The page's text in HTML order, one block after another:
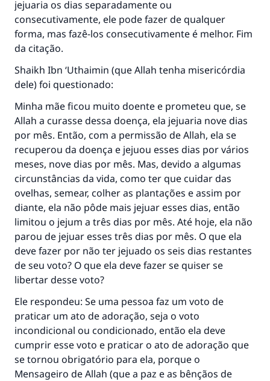
jejuaria os dias separadamente ou
consecutivamente, ele pode fazer de qualquer
forma, mas fazê-los consecutivamente é melhor. Fim
da citação.
Shaikh Ibn ‘Uthaimin (que Allah tenha misericórdia
dele) foi questionado:
Minha mãe ficou muito doente e prometeu que, se
Allah a curasse dessa doença, ela jejuaria nove dias
por mês. Então, com a permissão de Allah, ela se
recuperou da doença e jejuou esses dias por vários
meses, nove dias por mês. Mas, devido a algumas
circunstâncias da vida, como ter que cuidar das
ovelhas, semear, colher as plantações e assim por
diante, ela não pôde mais jejuar esses dias, então
limitou o jejum a três dias por mês. Até hoje, ela não
parou de jejuar esses três dias por mês. O que ela
deve fazer por não ter jejuado os seis dias restantes
de seu voto? O que ela deve fazer se quiser se
libertar desse voto?
Ele respondeu: Se uma pessoa faz um voto de
praticar um ato de adoração, seja o voto
incondicional ou condicionado, então ela deve
cumprir esse voto e praticar o ato de adoração que
se tornou obrigatório para ela, porque o
Mensageiro de Allah (que a paz e as bênçãos de
casamento.
Ajude-nos a responder à Ummah
"Quem quer que incentive outros a fazer o
que é bom receberá a mesma recompensa
que aqueles que o fazem."
(MUSLIM, 1893)
CONTRIBUIR